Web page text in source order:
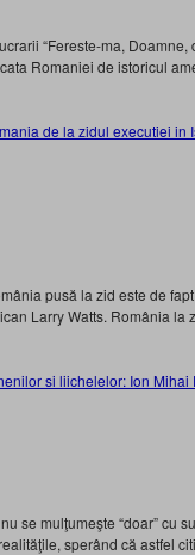
“Fereste-ma, Doamne,
Romaniei de istoricul
de la zidul executiei
pusă la zid este de
Larry Watts. România la
si liichelelor: Ion
se mulţumeşte “doar” cu
sperând că astfel